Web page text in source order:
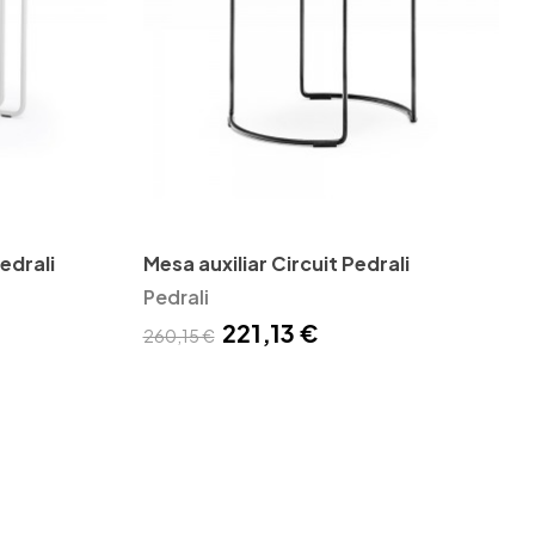
Mesa auxiliar Circuit Pedrali
Pedrali
260,15 € 221,13 €